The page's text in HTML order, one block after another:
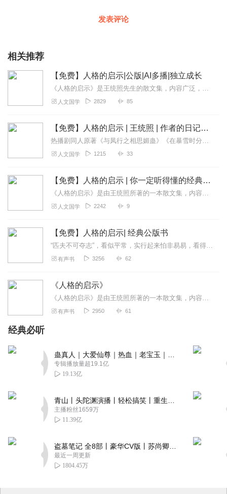
发表评论
相关推荐
【免费】人格的启示|公版|AI多播|独立成长
《人格的启示》是王统照先生的散文集，内容广泛，涵盖了妇女参政、妇女解放、婚姻生活、国际政治、教育改革、社会改革、文学创作等多个领域，还包括作者的读书日记和随笔等...
人文国学 2829 85
【免费】人格的启示 | 王统照 | 作者的日记随笔
热播剧同人原著《与凤行之相思媚蛊》《在暴雪时分之玄门娇》《神隐都市篇》《一听命中》《东方月初与涂山红红》经典文学《骆驼祥子》《城南旧事》《人格的启示》是一本散文...
人文国学 1215 33
【免费】人格的启示 | 你一定听得懂的经典公版书
《人格的启示》是由王统照所著的一本散文集，内容丰富，涉及了妇女参政、妇女解放、婚姻生活、国际政治、教育改革、社会改革、文学创作、文学刊物、游记、绘画、戏剧等多方...
人文国学 2242 9
【免费】人格的启示| 经典公版书
“匹夫不可夺志”，看似平常，实行起来怕非易易，看得明，想得透，还要把得稳。荣、辱、毁、誉，一切皆不理会，自己信得过，虽“石烂、海枯”，我行我是，这不是个性极强，...
有声书 3256 62
《人格的启示》
《人格的启示》是由王统照所著的一本散文集，内容丰富，涉及了妇女参政、妇女解放、婚姻生活、国际政治、教育改革、社会改革、文学创作、文学刊物、游记、绘画、戏剧等多方...
有声书 2950 61
经典必听
专辑播放量超19.1亿
19.13亿
主播粉丝1659万
11.39亿
最近一周更新
1804.45万